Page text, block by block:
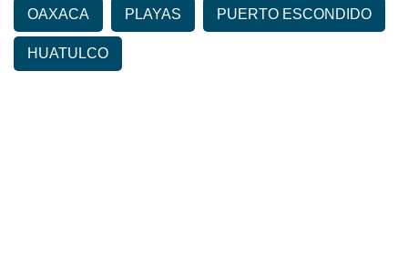
OAXACA PLAYAS PUERTO ESCONDIDO
HUATULCO